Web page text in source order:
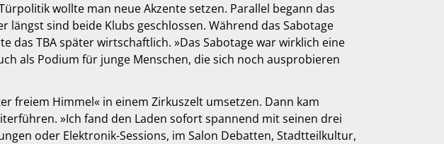
wollte man neue Akzente setzen. Parallel begann das
sind beide Klubs geschlossen. Während das Sabotage
das TBA später wirtschaftlich. »Das Sabotage war wirklich eine
als Podium für junge Menschen, die sich noch ausprobieren
freiem Himmel« in einem Zirkuszelt umsetzen. Dann kam
»Ich fand den Laden sofort spannend mit seinen drei
oder Elektronik-Sessions, im Salon Debatten, Stadtteilkultur,